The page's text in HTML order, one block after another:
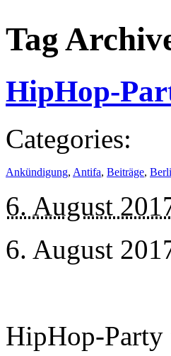
Tag
HipHop-
Categories:
Ankündigung, Antifa, Beiträge,
6. August
6. August
HipHop-